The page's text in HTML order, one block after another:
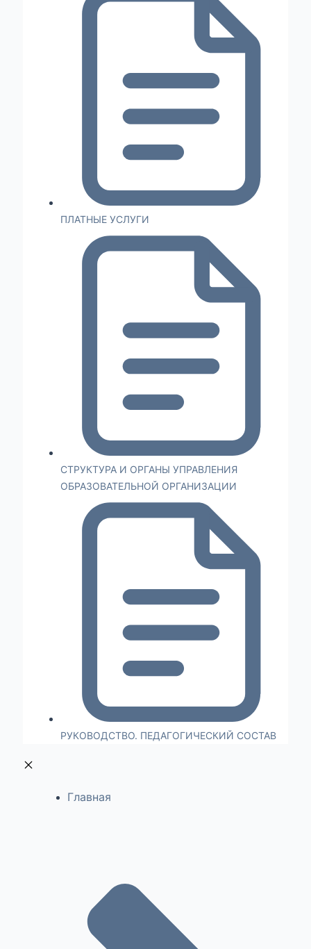
ПЛАТНЫЕ УСЛУГИ
СТРУКТУРА И ОРГАНЫ УПРАВЛЕНИЯ
ОБРАЗОВАТЕЛЬНОЙ ОРГАНИЗАЦИИ
РУКОВОДСТВО. ПЕДАГОГИЧЕСКИЙ СОСТАВ
Главная